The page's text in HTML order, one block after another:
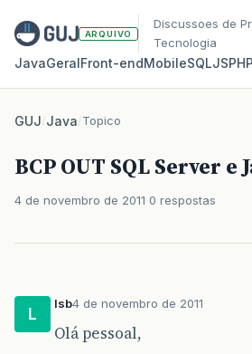
ARQUIVO
Discussoes de
Tecnologia
JavaGeralFront‑endMobileSQLJSPHP
GUJ/Java/Topico
BCP OUT SQL Server e
4 de novembro de 2011 0 respostas
L
lsb4 de novembro de 2011
Olá pessoal,